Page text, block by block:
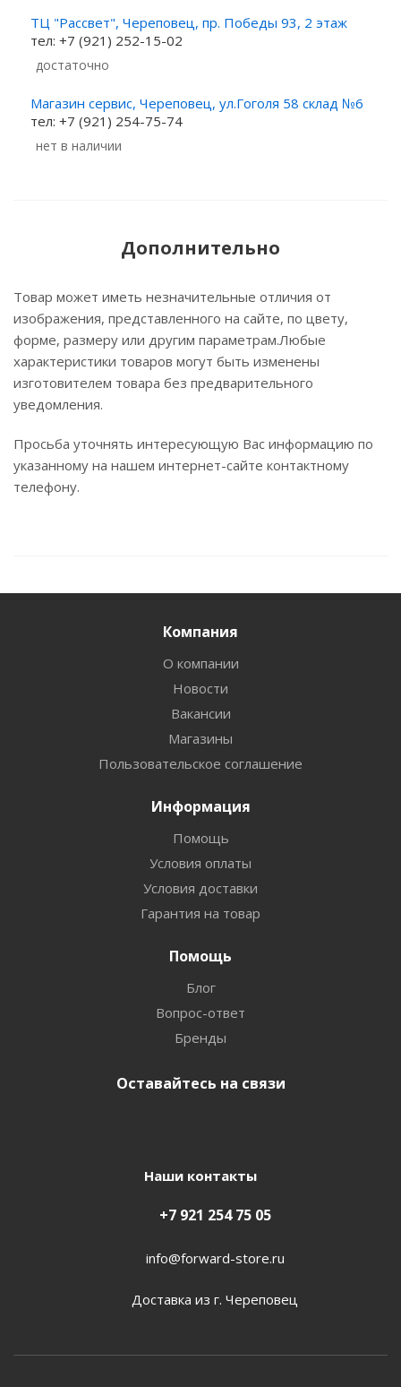
ТЦ "Рассвет", Череповец, пр. Победы 93, 2 этаж
тел: +7 (921) 252-15-02
Достаточно
Магазин сервис, Череповец, ул.Гоголя 58 склад №6
тел: +7 (921) 254-75-74
Нет в наличии
Дополнительно
Товар может иметь незначительные отличия от
изображения, представленного на сайте, по цвету,
форме, размеру или другим параметрам.Любые
характеристики товаров могут быть изменены
изготовителем товара без предварительного
уведомления.
Просьба уточнять интересующую Вас информацию по
указанному на нашем интернет-сайте контактному
телефону.
Компания
О компании
Новости
Вакансии
Магазины
Пользовательское соглашение
Информация
Помощь
Условия оплаты
Условия доставки
Гарантия на товар
Помощь
Блог
Вопрос-ответ
Бренды
Оставайтесь на связи
Наши контакты
+7 921 254 75 05
info@forward-store.ru
Доставка из г. Череповец